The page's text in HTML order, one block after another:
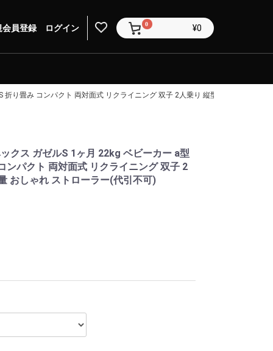
会員登録 ログイン 0 ¥0
り畳み コンパクト 両対面式 リクライニング 双子 2人乗り 縦型 バスケット 大
クス ガゼルS 1ヶ月 22kg ベビーカー a型
ンパクト 両対面式 リクライニング 双子 2
おしゃれ ストローラー(代引不可)